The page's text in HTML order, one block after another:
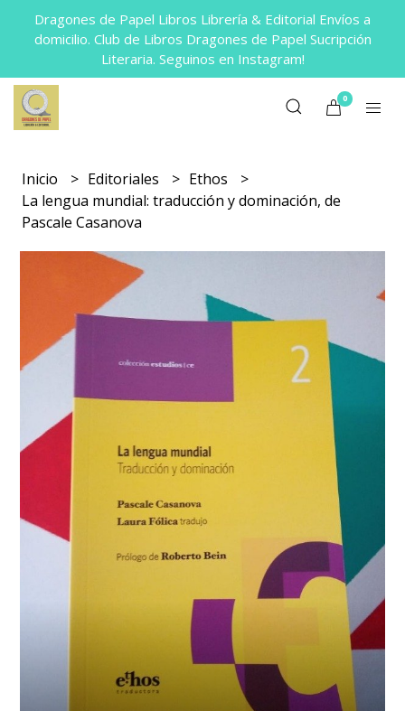
Dragones de Papel Libros Librería & Editorial Envíos a
domicilio. Club de Libros Dragones de Papel Sucripción
Literaria. Seguinos en Instagram!
0
Inicio Editoriales
Ethos
La lengua mundial: traducción y dominación, de
Pascale Casanova